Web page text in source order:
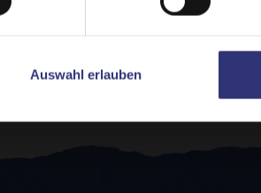
Auswahl erlauben